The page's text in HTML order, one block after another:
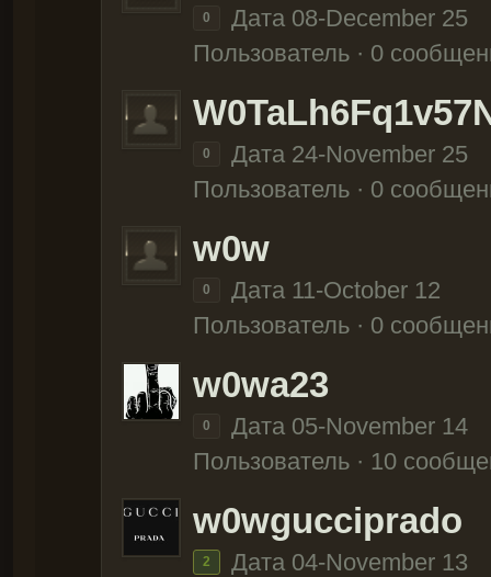
0
Дата 08-December 25
Пользователь · 0
0
Дата 24-November 25
Пользователь · 0
w0w
0
Дата 11-October 12
Пользователь · 0
w0wa23
0
Дата 05-November 14
Пользователь · 10
w0wgucciprado
2
Дата 04-November 13